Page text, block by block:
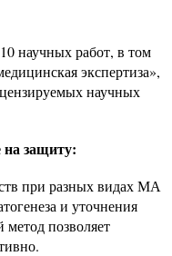
научных работ, в том
экспертиза»,
научных
защиту:
при разных видах МА
и уточнения
позволяет